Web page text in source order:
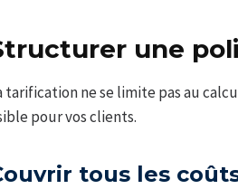
une
tarification ne se limite pas au
pour vos clients.
tous les